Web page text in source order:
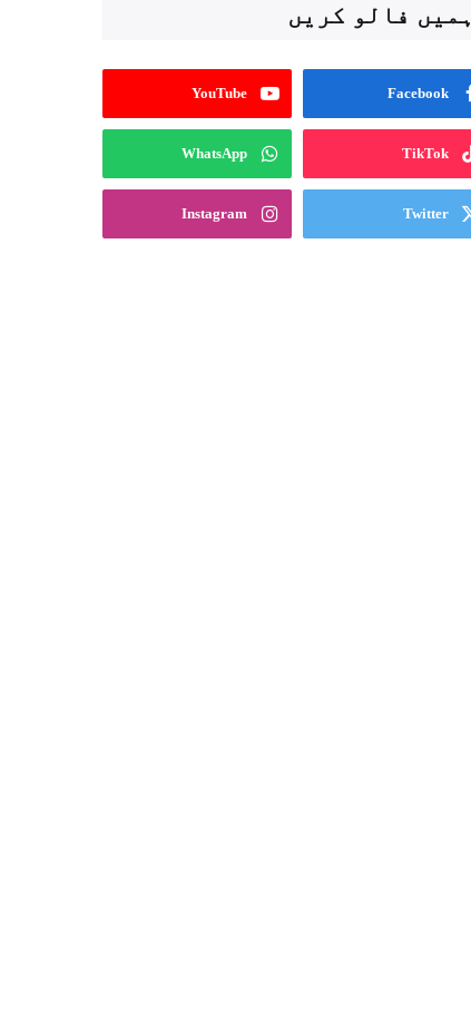
ہمیں فالو کریں
Facebook
YouTube
TikTok
WhatsApp
Twitter
Instagram